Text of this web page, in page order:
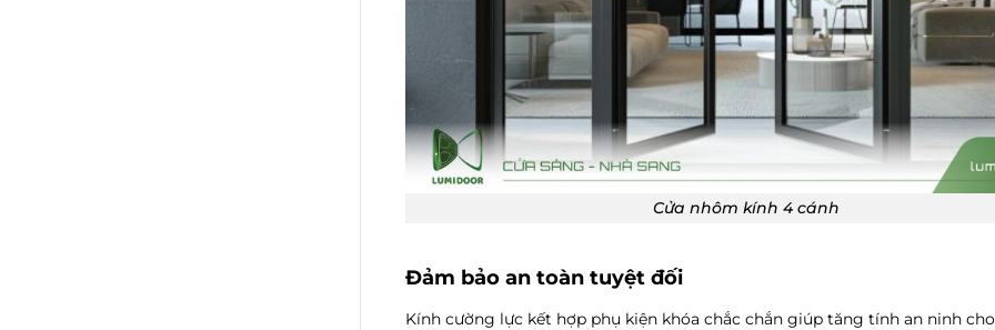
Cửa nhôm kính 4 cánh
Đảm bảo an toàn tuyệt đối
Kính cường lực kết hợp phụ kiện khóa chắc chắn giúp tăng tính an ninh